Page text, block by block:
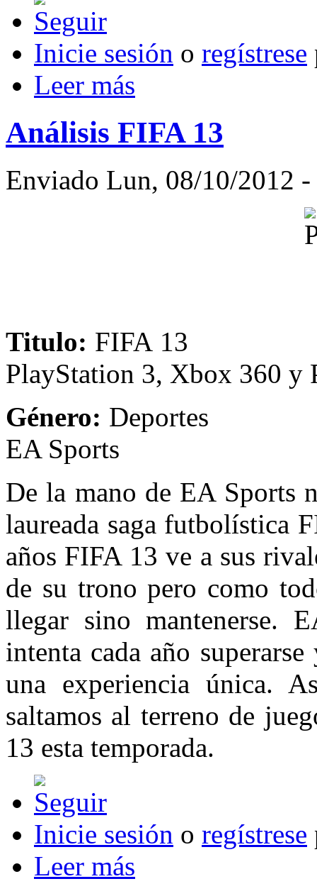
Inicie sesión o regístrese
Leer más
Análisis FIFA 13
Enviado Lun, 08/10/2012
Titulo:
PlayStation 3, Xbox 360 y
Género:
EA Sports
De la mano de EA Sports
laureada saga futbolística
años FIFA 13 ve a sus
de su trono pero como
llegar sino mantenerse.
intenta cada año
una experiencia única.
saltamos al terreno de
13 esta temporada.
Inicie sesión o regístrese
Leer más